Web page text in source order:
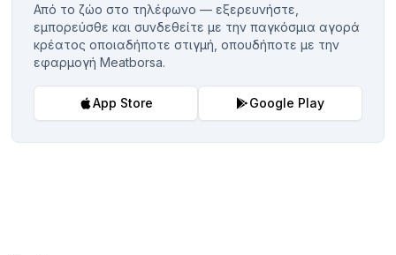
Από το ζώο στο τηλέφωνο — εξερευνήστε,
εμπορεύσθε και συνδεθείτε με την παγκόσμια αγορά
κρέατος οποιαδήποτε στιγμή, οπουδήποτε με την
εφαρμογή Meatborsa.
App Store Google Play